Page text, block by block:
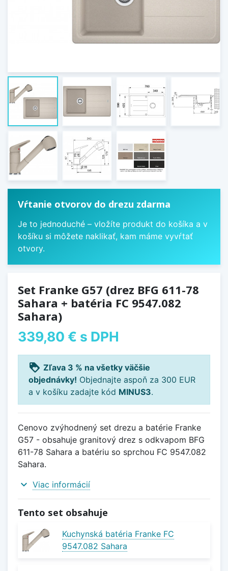
Vŕtanie otvorov do drezu zdarma
Je to jednoduché – vložíte produkt do košíka a v
košíku si môžete naklikať, kam máme vyvŕtať
otvory.
Set Franke G57 (drez BFG 611-78
Sahara + batéria FC 9547.082
Sahara)
339,80 € s DPH
loyalty Zľava 3 % na všetky väčšie
objednávky! Objednajte aspoň za 300 EUR
a v košíku zadajte kód MINUS3.
Cenovo zvýhodnený set drezu a batérie Franke
G57 - obsahuje granitový drez s odkvapom BFG
611-78 Sahara a batériu so sprchou FC 9547.082
Sahara.
expand_more Viac informácií
Tento set obsahuje
Kuchynská batéria Franke FC
9547.082 Sahara